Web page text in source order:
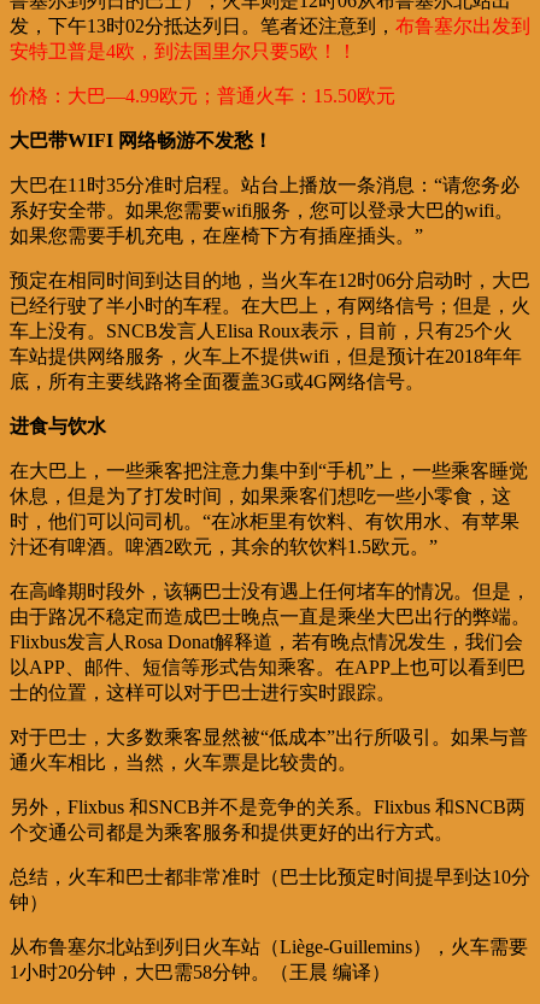
发，下午13时02分抵达列日。笔者还注意到， 布鲁塞尔出发到
安特卫普是4欧，到法国里尔只要5欧！！
价格：大巴—4.99欧元；普通火车：15.50欧元
大巴带WIFI 网络畅游不发愁！
大巴在11时35分准时启程。站台上播放一条消息：“请您务必
系好安全带。如果您需要wifi服务，您可以登录大巴的wifi。
如果您需要手机充电，在座椅下方有插座插头。”
预定在相同时间到达目的地，当火车在12时06分启动时，大巴
已经行驶了半小时的车程。在大巴上，有网络信号；但是，火
车上没有。SNCB发言人Elisa Roux表示，目前，只有25个火
车站提供网络服务，火车上不提供wifi，但是预计在2018年年
底，所有主要线路将全面覆盖3G或4G网络信号。
进食与饮水
在大巴上，一些乘客把注意力集中到“手机”上，一些乘客睡觉
休息，但是为了打发时间，如果乘客们想吃一些小零食，这
时，他们可以问司机。“在冰柜里有饮料、有饮用水、有苹果
汁还有啤酒。啤酒2欧元，其余的软饮料1.5欧元。”
在高峰期时段外，该辆巴士没有遇上任何堵车的情况。但是，
由于路况不稳定而造成巴士晚点一直是乘坐大巴出行的弊端。
Flixbus发言人Rosa Donat解释道，若有晚点情况发生，我们会
以APP、邮件、短信等形式告知乘客。在APP上也可以看到巴
士的位置，这样可以对于巴士进行实时跟踪。
对于巴士，大多数乘客显然被“低成本”出行所吸引。如果与普
通火车相比，当然，火车票是比较贵的。
另外，Flixbus 和SNCB并不是竞争的关系。Flixbus 和SNCB两
个交通公司都是为乘客服务和提供更好的出行方式。
总结，火车和巴士都非常准时（巴士比预定时间提早到达10分
钟）
从布鲁塞尔北站到列日火车站（Liège-Guillemins），火车需要
1小时20分钟，大巴需58分钟。（王晨 编译）